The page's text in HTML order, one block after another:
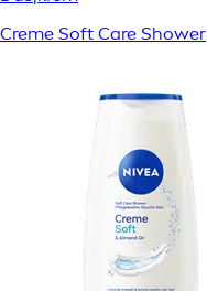
Creme Soft Care Shower